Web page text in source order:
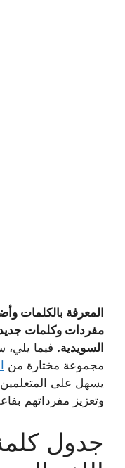
المعرفة بالكلمات
مفردات وكلمات
السويدية. فيما
مجموعة مختارة من
يسهل على
وتعزيز مفرداتهم
جدول